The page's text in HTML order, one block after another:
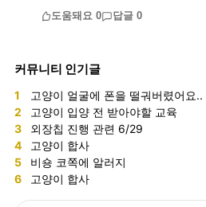
도움돼요 0 답글 0
커뮤니티 인기글
1 고양이 얼굴에 폰을 떨궈버렸어요..
2 고양이 입양 전 받아야할 교육
3 외장칩 진행 관련 6/29
4 고양이 합사
5 비숑 코쪽에 알러지
6 고양이 합사